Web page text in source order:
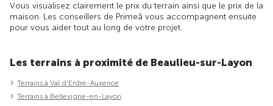
Vous visualisez clairement le prix du terrain ainsi que le prix de la
maison. Les conseillers de Primeâ vous accompagnent ensuite
pour vous aider tout au long de votre projet.
Les terrains à proximité de Beaulieu-sur-Layon
Terrains à Val d'Erdre-Auxence
Terrains à Bellevigne-en-Layon